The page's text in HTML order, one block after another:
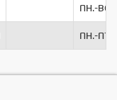
пн.-вс.
пн.-пт.